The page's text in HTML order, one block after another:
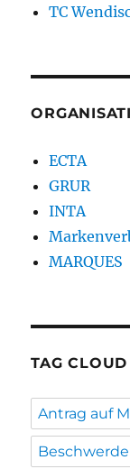
TC
ECTA
GRUR
INTA
MARQUES
TAG CLOUD
Antrag auf